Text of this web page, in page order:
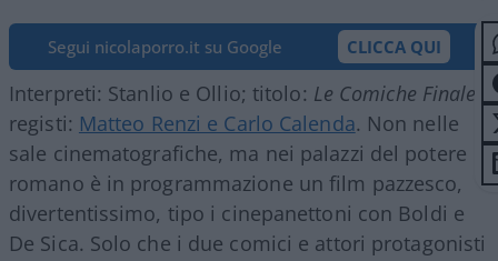
Segui nicolaporro.it su Google CLICCA QUI
Interpreti: Stanlio e Ollio; titolo: Le Comiche Finale
registi: Matteo Renzi e Carlo Calenda. Non nelle
sale cinematografiche, ma nei palazzi del potere
romano è in programmazione un film pazzesco,
divertentissimo, tipo i cinepanettoni con Boldi e
De Sica. Solo che i due comici e attori protagonisti